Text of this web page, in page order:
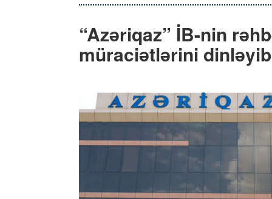
“Azəriqaz” İB-nin
müraciətlərini dinləyib